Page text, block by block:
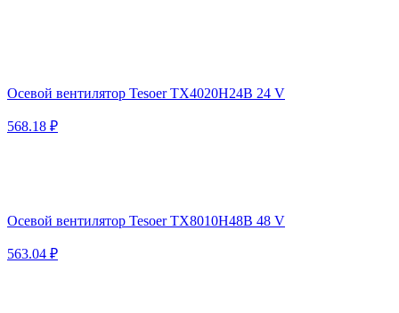
Осевой вентилятор Tesoer TX4020H24B 24 V
568.18 ₽
Осевой вентилятор Tesoer TX8010H48B 48 V
563.04 ₽